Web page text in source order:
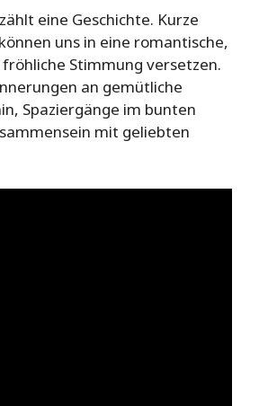
eine Geschichte. Kurze
uns in eine romantische,
Stimmung versetzen.
an gemütliche
Spaziergänge im bunten
mit geliebten